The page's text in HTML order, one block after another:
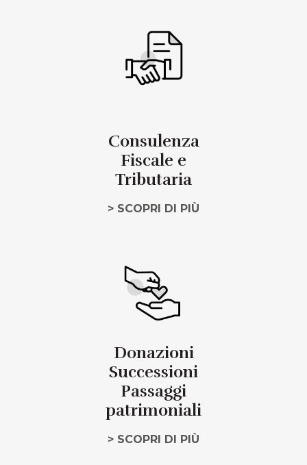
Consulenza
Fiscale e
Tributaria
> SCOPRI DI PIÙ
Donazioni
Successioni
Passaggi
patrimoniali
> SCOPRI DI PIÙ